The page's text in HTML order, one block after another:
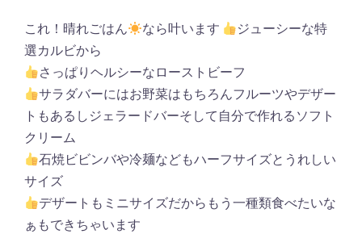
これ！晴れごはん なら叶います
ジューシーな特
選カルビから
さっぱりヘルシーなローストビーフ
サラダバーにはお野菜はもちろんフルーツやデザー
トもあるしジェラードバーそして自分で作れるソフト
クリーム
石焼ビビンバや冷麺などもハーフサイズとうれしい
サイズ
デザートもミニサイズだからもう一種類食べたいな
ぁもできちゃいます